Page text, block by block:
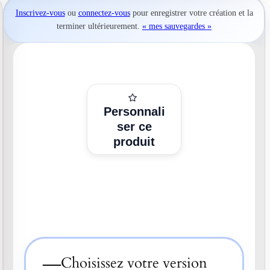
Inscrivez-vousou connectez-vouspour enregistrer votre création et la
terminer ultérieurement. « mes sauvegardes »
Personnali
ser ce
produit
—Choisissez votre version